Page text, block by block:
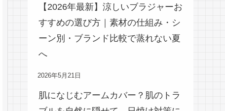
【2026年最新】涼しいブラジャーお
すすめの選び方｜素材の仕組み・シ
ーン別・ブランド比較で蒸れない夏
へ
2026年5月21日
肌になじむアームカバー？肌のトラ